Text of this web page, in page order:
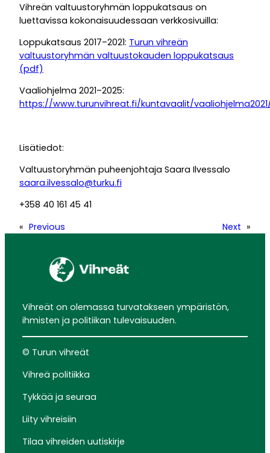
Vihreän valtuustoryhmän loppukatsaus on
luettavissa kokonaisuudessaan verkkosivuilla:
Loppukatsaus 2017–2021: Turun vihreän
valtuustoryhmän valtuustokauden loppukatsaus
(pdf)
Vaaliohjelma 2021–2025:
https://www.turunvihreat.fi/kuntavaalit/
Lisätiedot:
Valtuustoryhmän puheenjohtaja Saara Ilvessalo
saara.ilvessalo@turku.fi
+358 40 161 45 41
« Previous Next »
Vihreät on olemassa turvatakseen ympäristön,
ihmisten ja politiikan tulevaisuuden.
© Turun vihreät
Vihreä politiikka
Tykkää ja seuraa
Liity vihreisiin
Tilaa vihreiden uutiskirje